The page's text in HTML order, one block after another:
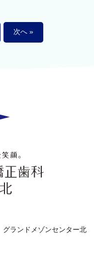
次へ »
グランドメゾンセンター北